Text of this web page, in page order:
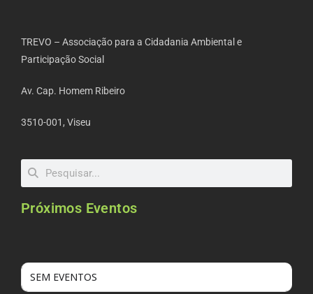
TREVO – Associação para a Cidadania Ambiental e
Participação Social
Av. Cap. Homem Ribeiro
3510-001, Viseu
Próximos Eventos
SEM EVENTOS